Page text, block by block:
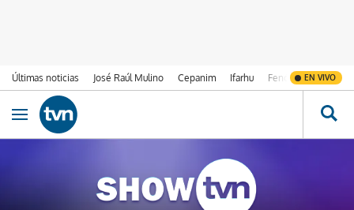
Últimas noticias José Raúl Mulino Cepanim Ifarhu Fenómeno de El
EN VIVO
Ir al contenido
Obrir navegació